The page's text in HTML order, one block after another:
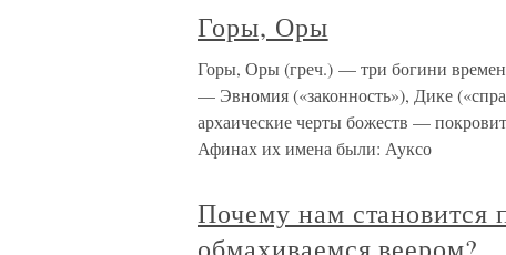
Горы, Оры
Горы, Оры (греч.) — три богини
— Эвномия («законность»), Дике
архаические черты божеств —
Афинах их имена были: Ауксо
Почему нам становится